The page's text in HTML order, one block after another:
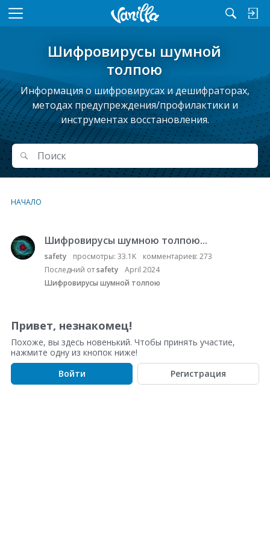
M
Шифровирусы шумной
толпою
Информация о шифровирусах и дешифраторах,
методах предупреждения/профилактики и
инструментах восстановления.
Поиск
Поиск
НАЧАЛО
С
п
о
б
с
у
д
Шифровирусы шумною толпою...
safety просмотры: 33.1K комментариев: 273
Последний отsafety
April 2024
Шифровирусы шумной толпою
Привет, незнакомец!
Похоже, вы здесь новенький. Чтобы принять участие,
нажмите одну из кнопок ниже!
Войти
Регистрация